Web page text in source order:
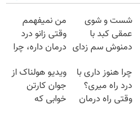
شست و شوی
عمقی کبد با
دمنوش سم زدای
من نمیفهمم
وقتی زانو درد
درمان داره، چرا
تحمل میکنی؟❗
چرا هنوز داری با
درد راه میری؟
وقتی راه درمان
ویدیو هولناک از
جوان کارتن
خوابی که